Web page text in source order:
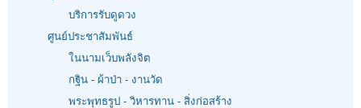
บริการรับดูดวง
ศูนย์ประชาสัมพันธ์
ในนามเว็บพลังจิต
กฐิน - ผ้าป่า - งานวัด
พระพุทธรูป - วิหารทาน - สิ่งก่อสร้าง